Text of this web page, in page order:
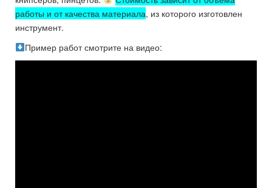
работы и от качества материала, из которого изготовлен
инструмент.
Пример работ смотрите на видео: